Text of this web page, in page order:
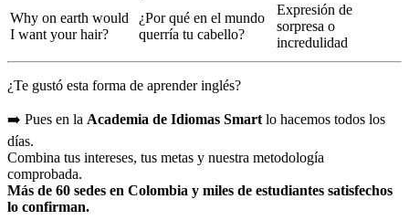
Why on earth would
I want your hair?
¿Por qué en el mundo
querría tu cabello?
Expresión de
sorpresa o
incredulidad
¿Te gustó esta forma de aprender inglés?
➡️ Pues en la Academia de Idiomas Smart lo hacemos todos los
días.
Combina tus intereses, tus metas y nuestra metodología
comprobada.
Más de 60 sedes en Colombia y miles de estudiantes satisfechos
lo confirman.